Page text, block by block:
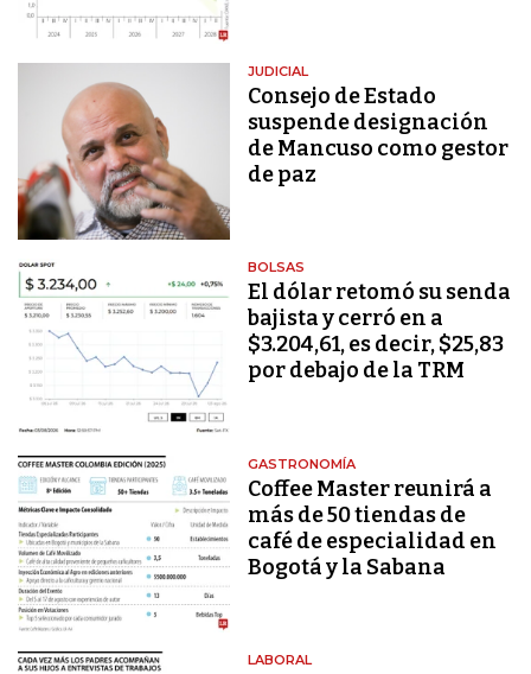
JUDICIAL
Consejo de Estado
suspende designación
de Mancuso como gestor
de paz
BOLSAS
El dólar retomó su senda
bajista y cerró en a
$3.204,61, es decir, $25,83
por debajo de la TRM
GASTRONOMÍA
Coffee Master reunirá a
más de 50 tiendas de
café de especialidad en
Bogotá y la Sabana
LABORAL